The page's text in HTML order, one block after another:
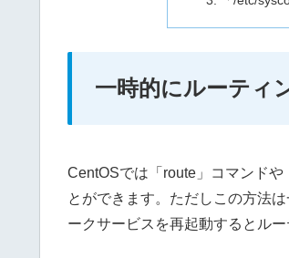
一時的にルーティ
CentOSでは「route」コマンド
とができます。ただしこの方法
ークサービスを再起動するとル